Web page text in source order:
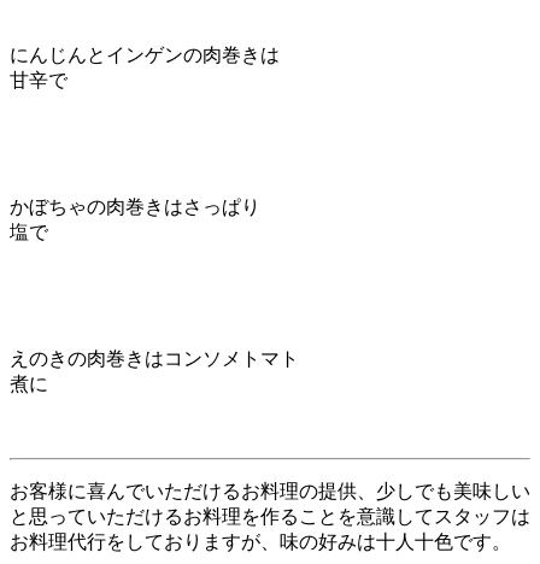
にんじんとインゲンの肉巻きは
甘辛で
かぼちゃの肉巻きはさっぱり
塩で
えのきの肉巻きはコンソメトマト
煮に
お客様に喜んでいただけるお料理の提供、少しでも美味しい
と思っていただけるお料理を作ることを意識してスタッフは
お料理代行をしておりますが、味の好みは十人十色です。